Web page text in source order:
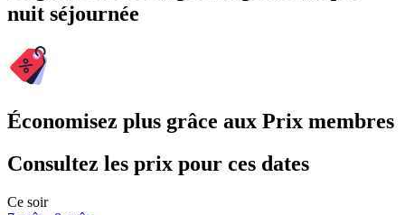
nuit séjournée
Économisez plus grâce aux Prix membres
Consultez les prix pour ces dates
Ce soir